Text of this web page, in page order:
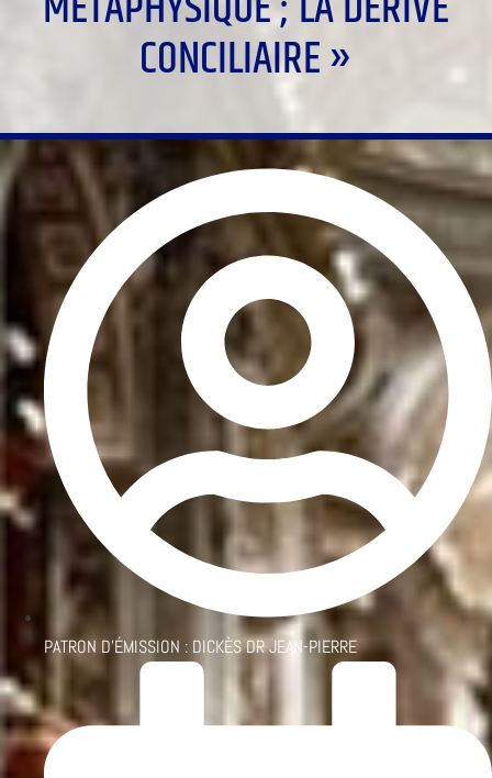
CONCILIAIRE »
PATRON D'ÉMISSION : DICKÈS DR JEAN-PIERRE